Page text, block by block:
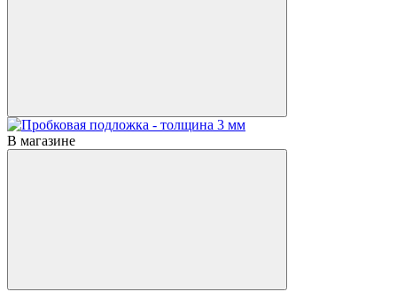
В магазине